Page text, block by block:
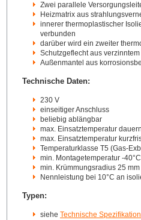
Zwei parallele
Heizmatrix aus
innerer thermoplastischer
verbunden
darüber wird ein zweiter
Schutzgeflecht aus
Außenmantel aus
Technische Daten:
230 V
einseitiger Anschluss
beliebig ablängbar
max. Einsatztemperatur
max. Einsatztemperatur
Temperaturklasse T5 (Gas-
min. Montagetemperatur -40°C
min. Krümmungsradius 25 mm
Nennleistung bei 10°C an
Typen:
siehe Technische